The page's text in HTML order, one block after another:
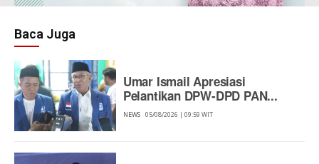
Baca Juga
Umar Ismail Apresiasi
Pelantikan DPW-DPD PAN...
NEWS 05/08/2026 | 09:59 WIT